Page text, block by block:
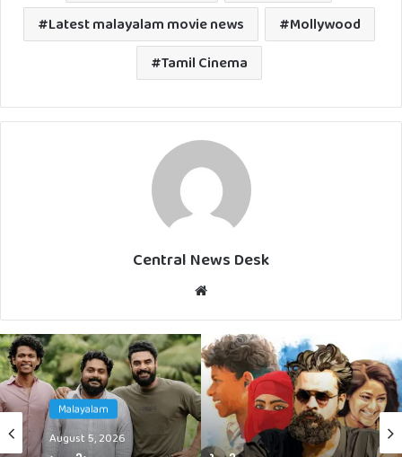
Latest malayalam movie news
Mollywood
Tamil Cinema
Central News Desk
Malayalam
August 5, 2026
Malayalam